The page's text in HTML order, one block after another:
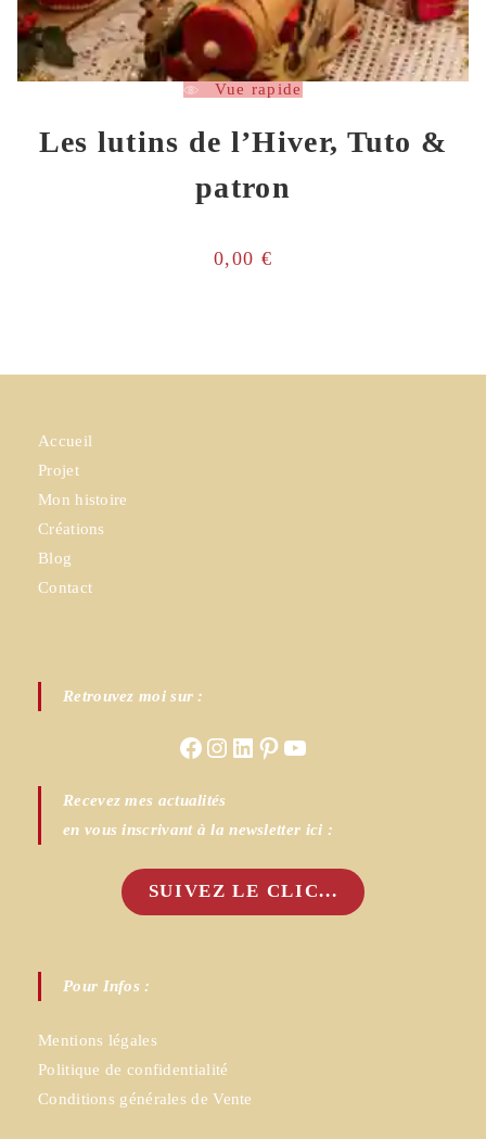
Vue rapide
Les lutins de l’Hiver, Tuto &
patron
0,00 €
Accueil
Projet
Mon histoire
Créations
Blog
Contact
Retrouvez moi sur :
FacebookInstagram
LinkedIn
PinterestYouTube
Recevez mes actualités
en vous inscrivant à la newsletter ici :
SUIVEZ LE CLIC...
Pour Infos :
Mentions légales
Politique de confidentialité
Conditions générales de Vente